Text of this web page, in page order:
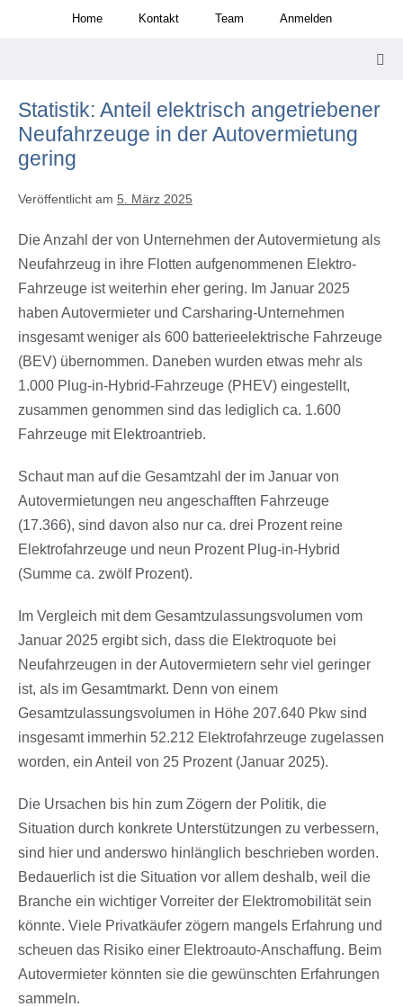
Home Kontakt Team Anmelden
Statistik: Anteil elektrisch angetriebener
Neufahrzeuge in der Autovermietung
gering
Veröffentlicht am 5. März 2025
Die Anzahl der von Unternehmen der Autovermietung als
Neufahrzeug in ihre Flotten aufgenommenen Elektro-
Fahrzeuge ist weiterhin eher gering. Im Januar 2025
haben Autovermieter und Carsharing-Unternehmen
insgesamt weniger als 600 batterieelektrische Fahrzeuge
(BEV) übernommen. Daneben wurden etwas mehr als
1.000 Plug-in-Hybrid-Fahrzeuge (PHEV) eingestellt,
zusammen genommen sind das lediglich ca. 1.600
Fahrzeuge mit Elektroantrieb.
Schaut man auf die Gesamtzahl der im Januar von
Autovermietungen neu angeschafften Fahrzeuge
(17.366), sind davon also nur ca. drei Prozent reine
Elektrofahrzeuge und neun Prozent Plug-in-Hybrid
(Summe ca. zwölf Prozent).
Im Vergleich mit dem Gesamtzulassungsvolumen vom
Januar 2025 ergibt sich, dass die Elektroquote bei
Neufahrzeugen in der Autovermietern sehr viel geringer
ist, als im Gesamtmarkt. Denn von einem
Gesamtzulassungsvolumen in Höhe 207.640 Pkw sind
insgesamt immerhin 52.212 Elektrofahrzeuge zugelassen
worden, ein Anteil von 25 Prozent (Januar 2025).
Die Ursachen bis hin zum Zögern der Politik, die
Situation durch konkrete Unterstützungen zu verbessern,
sind hier und anderswo hinlänglich beschrieben worden.
Bedauerlich ist die Situation vor allem deshalb, weil die
Branche ein wichtiger Vorreiter der Elektromobilität sein
könnte. Viele Privatkäufer zögern mangels Erfahrung und
scheuen das Risiko einer Elektroauto-Anschaffung. Beim
Autovermieter könnten sie die gewünschten Erfahrungen
sammeln.